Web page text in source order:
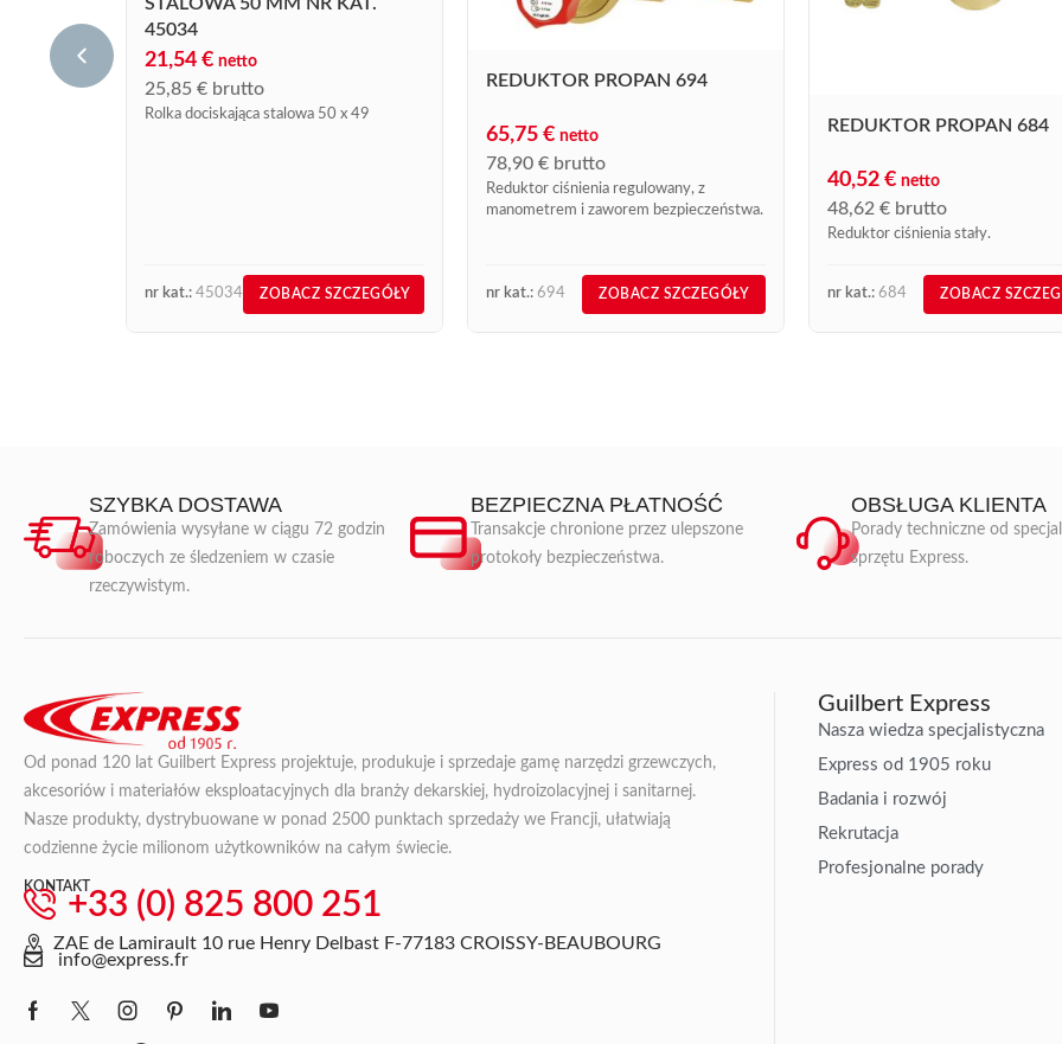
45034
21,54 € netto
25,85 € brutto
Rolka dociskająca stalowa 50 x 49
nr kat.: 45034 ZOBACZ SZCZEGÓŁY
REDUKTOR PROPAN 694
65,75 € netto
78,90 € brutto
Reduktor ciśnienia regulowany, z
manometrem i zaworem bezpieczeństwa.
nr kat.: 694 ZOBACZ SZCZEGÓŁY
REDUKTOR PROPAN 684
40,52 € netto
48,62 € brutto
Reduktor ciśnienia stały.
nr kat.: 684 ZOBACZ
SZYBKA DOSTAWA
Zamówienia wysyłane w ciągu 72 godzin
roboczych ze śledzeniem w czasie
rzeczywistym.
BEZPIECZNA PŁATNOŚĆ
Transakcje chronione przez ulepszone
protokoły bezpieczeństwa.
OBSŁUGA KLIENTA
Porady techniczne od
sprzętu Express.
Od ponad 120 lat Guilbert Express projektuje, produkuje i sprzedaje gamę narzędzi grzewczych,
akcesoriów i materiałów eksploatacyjnych dla branży dekarskiej, hydroizolacyjnej i sanitarnej.
Nasze produkty, dystrybuowane w ponad 2500 punktach sprzedaży we Francji, ułatwiają
codzienne życie milionom użytkowników na całym świecie.
KONTAKT
+33 (0) 825 800 251
ZAE de Lamirault 10 rue Henry Delbast F-77183 CROISSY-BEAUBOURG
info@express.fr
Guilbert Express
Nasza wiedza specjalistyczna
Express od 1905 roku
Badania i rozwój
Rekrutacja
Profesjonalne porady